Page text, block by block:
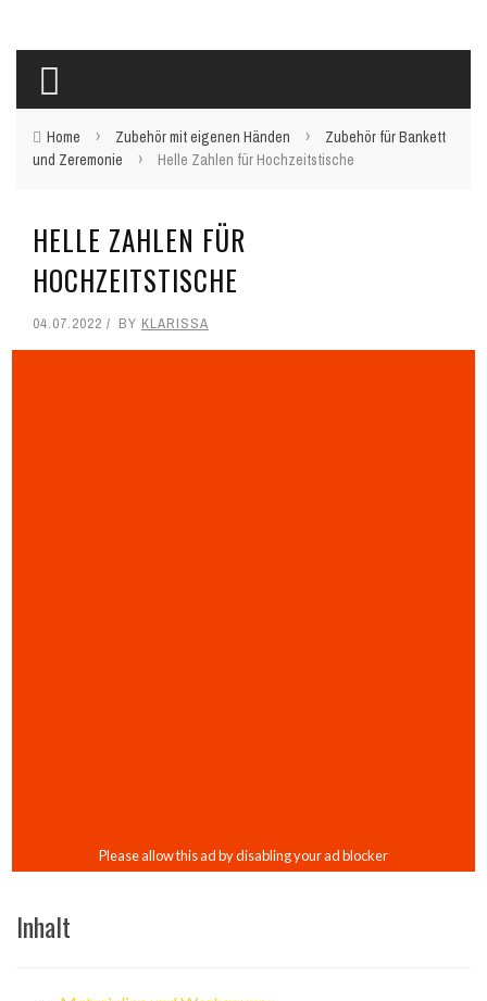
Home › Zubehör mit eigenen Händen ›
Zubehör für Bankett
und Zeremonie
› Helle Zahlen für Hochzeitstische
HELLE ZAHLEN FÜR
HOCHZEITSTISCHE
04.07.2022 BY KLARISSA
Inhalt